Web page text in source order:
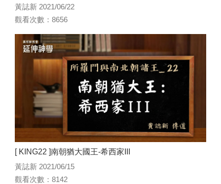
黃誌新 2021/06/22
觀看次數：8656
[ KING22 ]南朝猶大國王-希西家III
黃誌新 2021/06/15
觀看次數：8142